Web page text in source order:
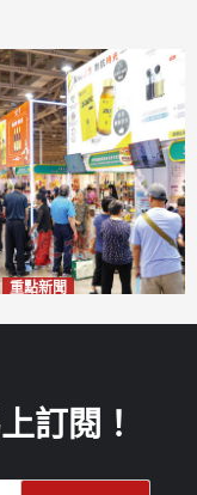
重點新聞
08-10
訂閱！